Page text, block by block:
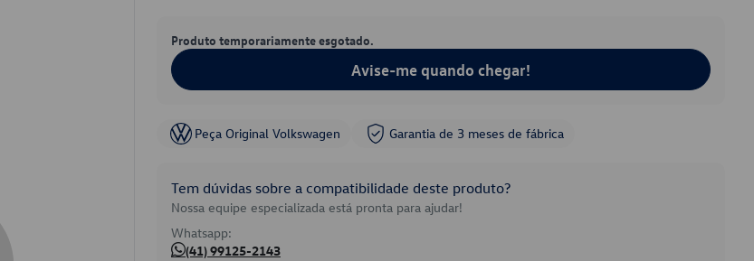
Produto temporariamente esgotado.
Avise-me quando chegar!
Peça Original Volkswagen Garantia de 3 meses de fábrica
Tem dúvidas sobre a compatibilidade deste produto?
Nossa equipe especializada está pronta para ajudar!
Whatsapp:
(41) 99125-2143